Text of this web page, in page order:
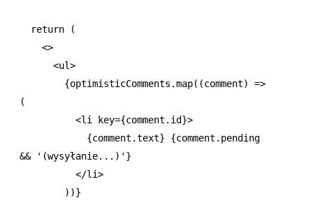
  return
(
    <>
      <
ul>
        {
optimisticComments .map((comment) =>
(
          <
li key={comment .id}>
            {
comment .text} {comment
&& '(wysyłanie...)' }
          </
li>
        ))}